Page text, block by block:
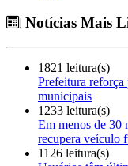
Notícias Mais
1821 leitura(s)
Prefeitura reforça
municipais
1233 leitura(s)
Em menos de 30
recupera veículo
1126 leitura(s)